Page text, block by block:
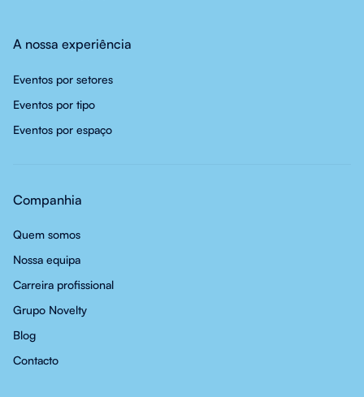
A nossa experiência
Eventos por setores
Eventos por tipo
Eventos por espaço
Companhia
Quem somos
Nossa equipa
Carreira profissional
Grupo Novelty
Blog
Contacto